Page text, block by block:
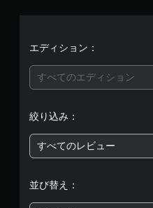
エディション：
すべてのエディション
絞り込み：
すべてのレビュー
並び替え：